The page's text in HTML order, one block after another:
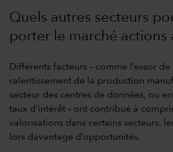
Quels autres secteurs
porter le marché actions
Différents facteurs – comme l’essor de
ralentissement de la production
secteur des centres de données, ou
taux d’intérêt – ont contribué à
valorisations dans certains secteurs,
lors davantage d’opportunités.